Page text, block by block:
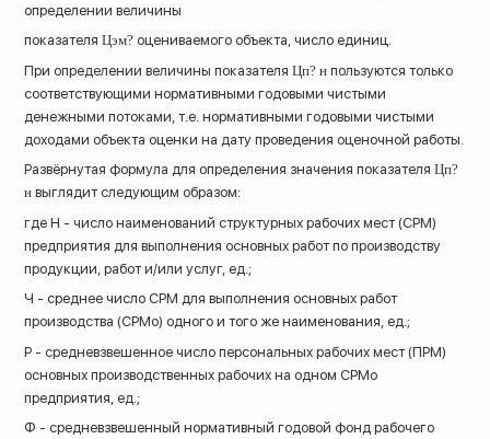
определении величины
показателяЦэм? оцениваемого объекта, число единиц.
При определении величины показателяЦп? н пользуются только
соответствующими нормативными годовыми чистыми
денежными потоками, т.е. нормативными годовыми чистыми
доходами объекта оценки на дату проведения оценочной работы.
Развёрнутая формула для определения значения показателяЦп?
н выглядит следующим образом:
где Н - число наименований структурных рабочих мест (СРМ)
предприятия для выполнения основных работ по производству
продукции, работ и/или услуг, ед.;
Ч - среднее число СРМ для выполнения основных работ
производства (СРМо) одного и того же наименования, ед.;
Р - средневзвешенное число персональных рабочих мест (ПРМ)
основных производственных рабочих на одном СРМо
предприятия, ед.;
Ф - средневзвешенный нормативный годовой фонд рабочего